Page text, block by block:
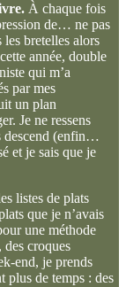
À chaque fois
de… ne pas
les bretelles alors
année, double
qui m’a
par mes
un plan
Je ne ressens
descend (enfin…
et je sais que je
listes de plats
que je n’avais
une méthode
des croques
end, je prends
plus de temps : des